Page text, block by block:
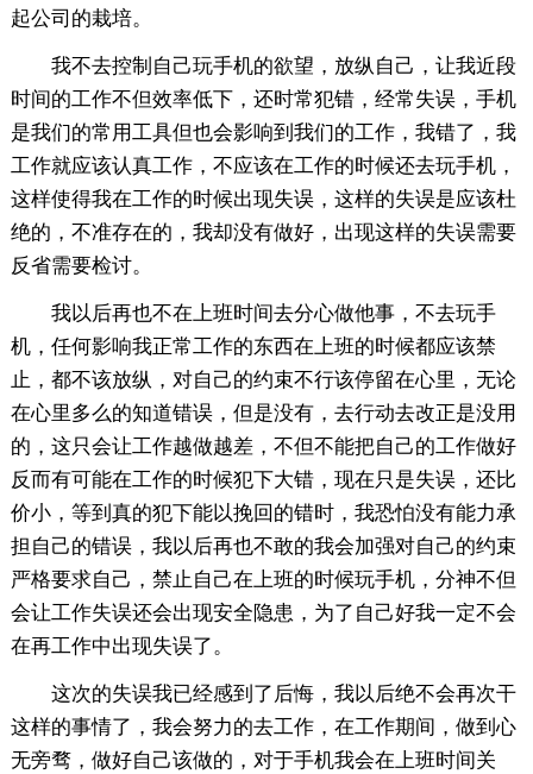
起公司的栽培。
我不去控制自己玩手机的欲望，放纵自己，让我近段
时间的工作不但效率低下，还时常犯错，经常失误，手机
是我们的常用工具但也会影响到我们的工作，我错了，我
工作就应该认真工作，不应该在工作的时候还去玩手机，
这样使得我在工作的时候出现失误，这样的失误是应该杜
绝的，不准存在的，我却没有做好，出现这样的失误需要
反省需要检讨。
我以后再也不在上班时间去分心做他事，不去玩手
机，任何影响我正常工作的东西在上班的时候都应该禁
止，都不该放纵，对自己的约束不行该停留在心里，无论
在心里多么的知道错误，但是没有，去行动去改正是没用
的，这只会让工作越做越差，不但不能把自己的工作做好
反而有可能在工作的时候犯下大错，现在只是失误，还比
价小，等到真的犯下能以挽回的错时，我恐怕没有能力承
担自己的错误，我以后再也不敢的我会加强对自己的约束
严格要求自己，禁止自己在上班的时候玩手机，分神不但
会让工作失误还会出现安全隐患，为了自己好我一定不会
在再工作中出现失误了。
这次的失误我已经感到了后悔，我以后绝不会再次干
这样的事情了，我会努力的去工作，在工作期间，做到心
无旁骛，做好自己该做的，对于手机我会在上班时间关